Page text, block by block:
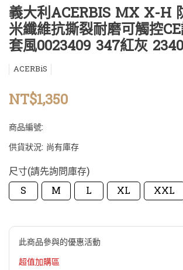
義大利ACERBIS MX X-H
米纖維抗撕裂耐磨可觸控
套風0023409 347紅灰
ACERBiS
NT$1,350
商品編號:
供貨狀況: 尚有庫存
尺寸(請先詢問庫存)
S
M L XL XXL
此商品參與的優惠活動
超值加購區